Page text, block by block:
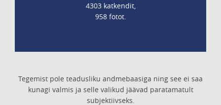
4303 katkendit,
958 fotot.
Tegemist pole teadusliku andmebaasiga ning see ei saa
kunagi valmis ja selle valikud jäävad paratamatult
subjektiivseks.